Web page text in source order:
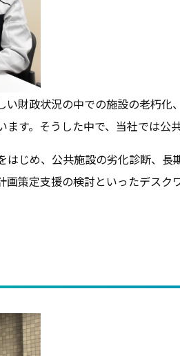
財政状況の中での施設の老朽
す。そうした中で、当社では
じめ、公共施設の劣化診断、
策定支援の検討といったデスク